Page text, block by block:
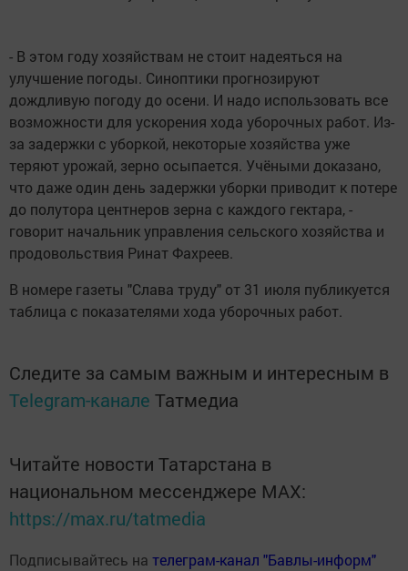
- В этом году хозяйствам не стоит надеяться на
улучшение погоды. Синоптики прогнозируют
дождливую погоду до осени. И надо использовать все
возможности для ускорения хода уборочных работ. Из-
за задержки с уборкой, некоторые хозяйства уже
теряют урожай, зерно осыпается. Учёными доказано,
что даже один день задержки уборки приводит к потере
до полутора центнеров зерна с каждого гектара, -
говорит начальник управления сельского хозяйства и
продовольствия Ринат Фахреев.
В номере газеты "Слава труду" от 31 июля публикуется
таблица с показателями хода уборочных работ.
Следите за самым важным и интересным в
Telegram-канале Татмедиа
Читайте новости Татарстана в
национальном мессенджере MАХ:
https://max.ru/tatmedia
Подписывайтесь на телеграм-канал "Бавлы-информ"